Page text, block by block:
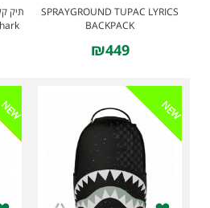
SPRAYGROUND TUPAC LYRICS
BACKPACK
₪449
NEW
NEW